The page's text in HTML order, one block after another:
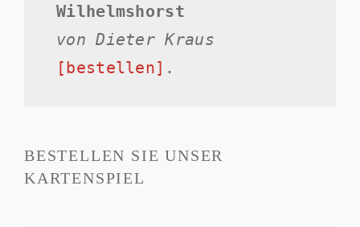
Wilhelmshorst
von Dieter Kraus
[bestellen] .
BESTELLEN SIE UNSER
KARTENSPIEL